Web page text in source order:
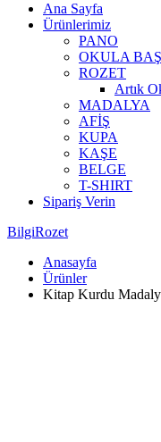
Ana Sayfa
Ürünlerimiz
PANO
OKULA
ROZET
Artık
MADALYA
AFİŞ
KUPA
KAŞE
BELGE
T-SHIRT
Sipariş Verin
BilgiRozet
Anasayfa
Ürünler
Kitap Kurdu